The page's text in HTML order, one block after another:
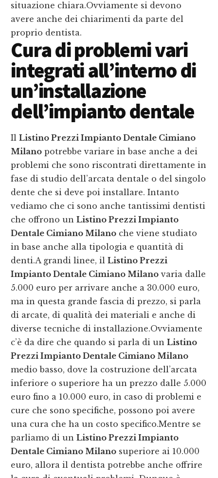
situazione chiara.Ovviamente si devono
avere anche dei chiarimenti da parte del
proprio dentista.
Cura di problemi vari
integrati all’interno di
un’installazione
dell’impianto dentale
IlListino Prezzi Impianto Dentale Cimiano
Milano potrebbe variare in base anche a dei
problemi che sono riscontrati direttamente in
fase di studio dell’arcata dentale o del singolo
dente che si deve poi installare. Intanto
vediamo che ci sono anche tantissimi dentisti
che offrono unListino Prezzi Impianto
Dentale Cimiano Milano che viene studiato
in base anche alla tipologia e quantità di
denti.A grandi linee, ilListino Prezzi
Impianto Dentale Cimiano Milano varia dalle
5.000 euro per arrivare anche a 30.000 euro,
ma in questa grande fascia di prezzo, si parla
di arcate, di qualità dei materiali e anche di
diverse tecniche di installazione.Ovviamente
c’è da dire che quando si parla di unListino
Prezzi Impianto Dentale Cimiano Milano
medio basso, dove la costruzione dell’arcata
inferiore o superiore ha un prezzo dalle 5.000
euro fino a 10.000 euro, in caso di problemi e
cure che sono specifiche, possono poi avere
una cura che ha un costo specifico.Mentre se
parliamo di unListino Prezzi Impianto
Dentale Cimiano Milano superiore ai 10.000
euro, allora il dentista potrebbe anche offrire